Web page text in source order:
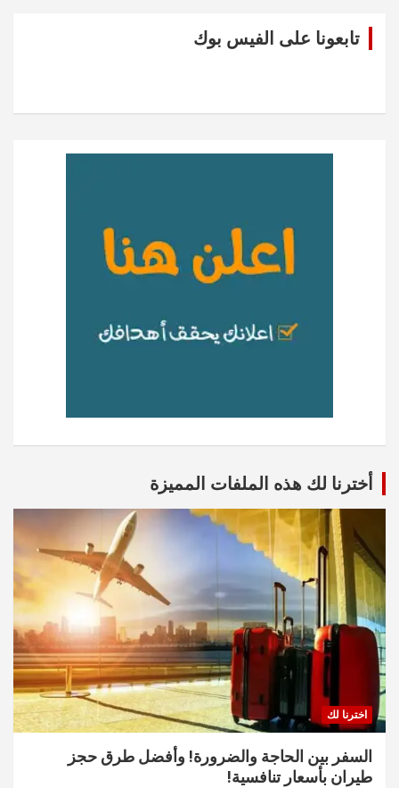
تابعونا على الفيس بوك
أخترنا لك هذه الملفات المميزة
اخترنا لك
السفر بين الحاجة والضرورة! وأفضل طرق حجز
طيران بأسعار تنافسية!